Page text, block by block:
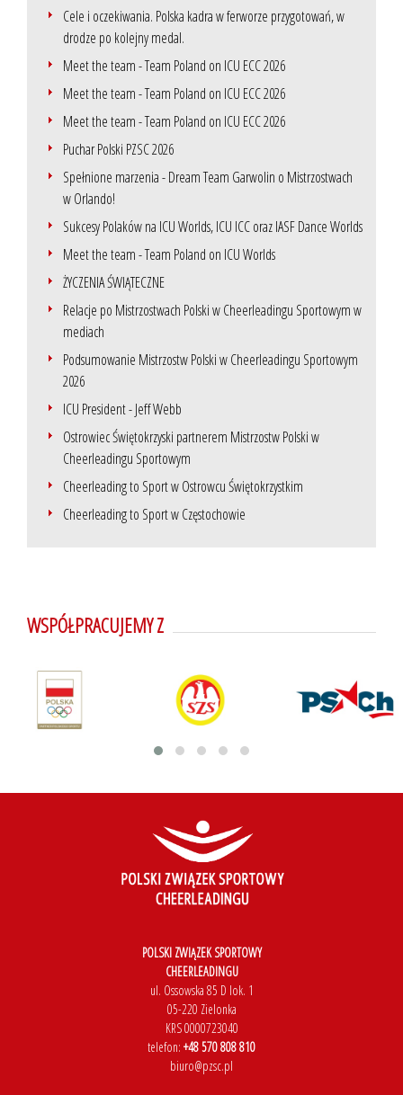
Cele i oczekiwania. Polska kadra w ferworze przygotowań, w
drodze po kolejny medal.
Meet the team - Team Poland on ICU ECC 2026
Meet the team - Team Poland on ICU ECC 2026
Meet the team - Team Poland on ICU ECC 2026
Puchar Polski PZSC 2026
Spełnione marzenia - Dream Team Garwolin o Mistrzostwach
w Orlando!
Sukcesy Polaków na ICU Worlds, ICU ICC oraz IASF Dance Worlds
Meet the team - Team Poland on ICU Worlds
ŻYCZENIA ŚWIĄTECZNE
Relacje po Mistrzostwach Polski w Cheerleadingu Sportowym w
mediach
Podsumowanie Mistrzostw Polski w Cheerleadingu Sportowym
2026
ICU President - Jeff Webb
Ostrowiec Świętokrzyski partnerem Mistrzostw Polski w
Cheerleadingu Sportowym
Cheerleading to Sport w Ostrowcu Świętokrzystkim
Cheerleading to Sport w Częstochowie
WSPÓŁPRACUJEMY Z
POLSKI ZWIĄZEK SPORTOWY
CHEERLEADINGU
ul. Ossowska 85 D lok. 1
05-220 Zielonka
KRS 0000723040
telefon: +48 570 808 810
biuro@pzsc.pl